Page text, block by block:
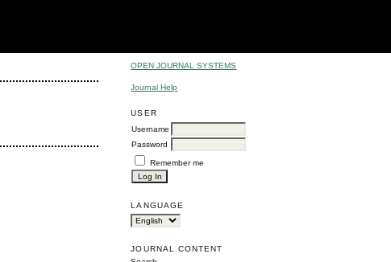
OPEN JOURNAL SYSTEMS
Journal Help
USER
Username
Password
Remember me
LANGUAGE
JOURNAL CONTENT